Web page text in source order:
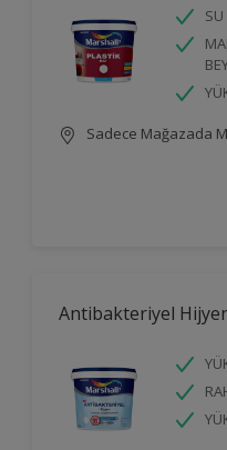
SU
Sadece Mağazada
Antibakteriyel